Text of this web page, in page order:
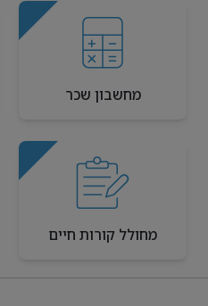
מחשבון שכר
מחולל קורות חיים